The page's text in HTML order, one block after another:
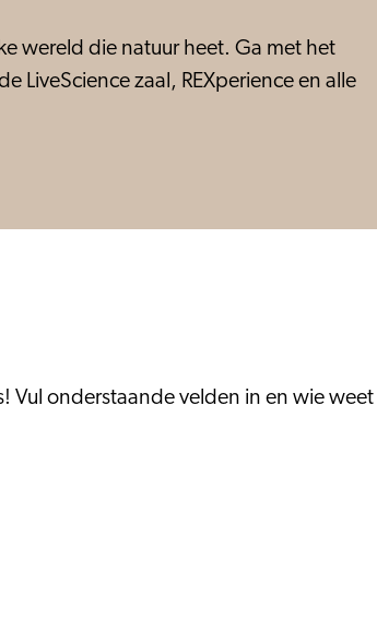
wereld die natuur heet. Ga met het
zaal, REXperience en alle
Vul onderstaande velden in en wie weet